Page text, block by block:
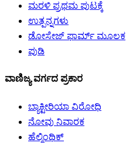
ಮರಳಿ ಪ್ರಥಮ ಪುಟಕ್ಕೆ
ಉತ್ಪನ್ನಗಳು
ಡೋಸೇಜ್ ಫಾರ್ಮ್ ಮೂಲಕ
ಪುಡಿ
ವಾಣಿಜ್ಯ ವರ್ಗದ ಪ್ರಕಾರ
ಬ್ಯಾಕ್ಟೀರಿಯಾ ವಿರೋಧಿ
ನೋವು ನಿವಾರಕ
ಹೆಲ್ಮಿಂಥಿಕ್